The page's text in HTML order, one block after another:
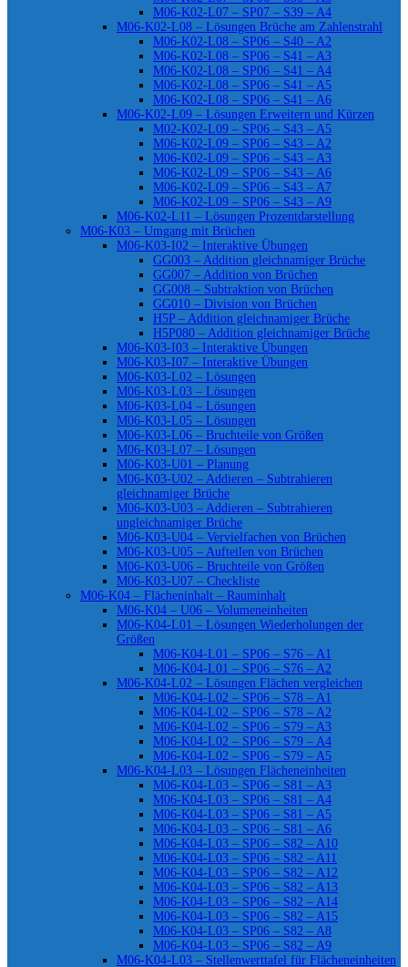
M06-K02-L07 – SP07 – S39 – A4
M06-K02-L08 – Lösungen Brüche am Zahlenstrahl
M06-K02-L08 – SP06 – S40 – A2
M06-K02-L08 – SP06 – S41 – A3
M06-K02-L08 – SP06 – S41 – A4
M06-K02-L08 – SP06 – S41 – A5
M06-K02-L08 – SP06 – S41 – A6
M06-K02-L09 – Lösungen Erweitern und Kürzen
M02-K02-L09 – SP06 – S43 – A5
M06-K02-L09 – SP06 – S43 – A2
M06-K02-L09 – SP06 – S43 – A3
M06-K02-L09 – SP06 – S43 – A6
M06-K02-L09 – SP06 – S43 – A7
M06-K02-L09 – SP06 – S43 – A9
M06-K02-L11 – Lösungen Prozentdarstellung
M06-K03 – Umgang mit Brüchen
M06-K03-I02 – Interaktive Übungen
GG003 – Addition gleichnamiger Brüche
GG007 – Addition von Brüchen
GG008 – Subtraktion von Brüchen
GG010 – Division von Brüchen
H5P – Addition gleichnamiger Brüche
H5P080 – Addition gleichnamiger Brüche
M06-K03-I03 – Interaktive Übungen
M06-K03-I07 – Interaktive Übungen
M06-K03-L02 – Lösungen
M06-K03-L03 – Lösungen
M06-K03-L04 – Lösungen
M06-K03-L05 – Lösungen
M06-K03-L06 – Bruchteile von Größen
M06-K03-L07 – Lösungen
M06-K03-U01 – Planung
M06-K03-U02 – Addieren – Subtrahieren
gleichnamiger Brüche
M06-K03-U03 – Addieren – Subtrahieren
ungleichnamiger Brüche
M06-K03-U04 – Vervielfachen von Brüchen
M06-K03-U05 – Aufteilen von Brüchen
M06-K03-U06 – Bruchteile von Größen
M06-K03-U07 – Checkliste
M06-K04 – Flächeninhalt – Rauminhalt
M06-K04 – U06 – Volumeneinheiten
M06-K04-L01 – Lösungen Wiederholungen der
Größen
M06-K04-L01 – SP06 – S76 – A1
M06-K04-L01 – SP06 – S76 – A2
M06-K04-L02 – Lösungen Flächen vergleichen
M06-K04-L02 – SP06 – S78 – A1
M06-K04-L02 – SP06 – S78 – A2
M06-K04-L02 – SP06 – S79 – A3
M06-K04-L02 – SP06 – S79 – A4
M06-K04-L02 – SP06 – S79 – A5
M06-K04-L03 – Lösungen Flächeneinheiten
M06-K04-L03 – SP06 – S81 – A3
M06-K04-L03 – SP06 – S81 – A4
M06-K04-L03 – SP06 – S81 – A5
M06-K04-L03 – SP06 – S81 – A6
M06-K04-L03 – SP06 – S82 – A10
M06-K04-L03 – SP06 – S82 – A11
M06-K04-L03 – SP06 – S82 – A12
M06-K04-L03 – SP06 – S82 – A13
M06-K04-L03 – SP06 – S82 – A14
M06-K04-L03 – SP06 – S82 – A15
M06-K04-L03 – SP06 – S82 – A8
M06-K04-L03 – SP06 – S82 – A9
M06-K04-L03 – Stellenwerttafel für Flächeneinheiten